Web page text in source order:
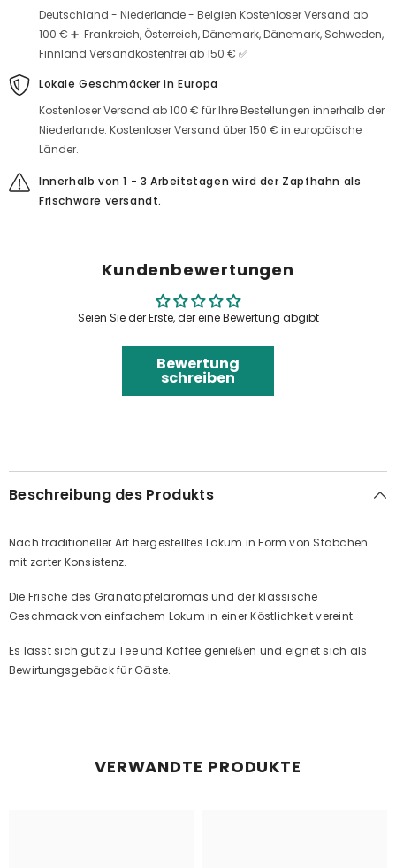
bitte
Menge
–
Menge
Deutschland - Niederlande - Belgien Kostenloser Versand ab
100 € ➕. Frankreich, Österreich, Dänemark, Dänemark, Schweden,
Finnland Versandkostenfrei ab 150 € ✅
Lokale Geschmäcker in Europa
Kostenloser Versand ab 100 € für Ihre Bestellungen innerhalb der
Niederlande. Kostenloser Versand über 150 € in europäische
Länder.
Innerhalb von 1 - 3 Arbeitstagen wird der Zapfhahn als
Frischware versandt.
Kundenbewertungen
Seien Sie der Erste, der eine Bewertung abgibt
Bewertung
schreiben
Beschreibung des Produkts
Nach traditioneller Art hergestelltes Lokum in Form von Stäbchen
mit zarter Konsistenz.
Die Frische des Granatapfelaromas und der klassische
Geschmack von einfachem Lokum in einer Köstlichkeit vereint.
Es lässt sich gut zu Tee und Kaffee genießen und eignet sich als
Bewirtungsgebäck für Gäste.
VERWANDTE PRODUKTE